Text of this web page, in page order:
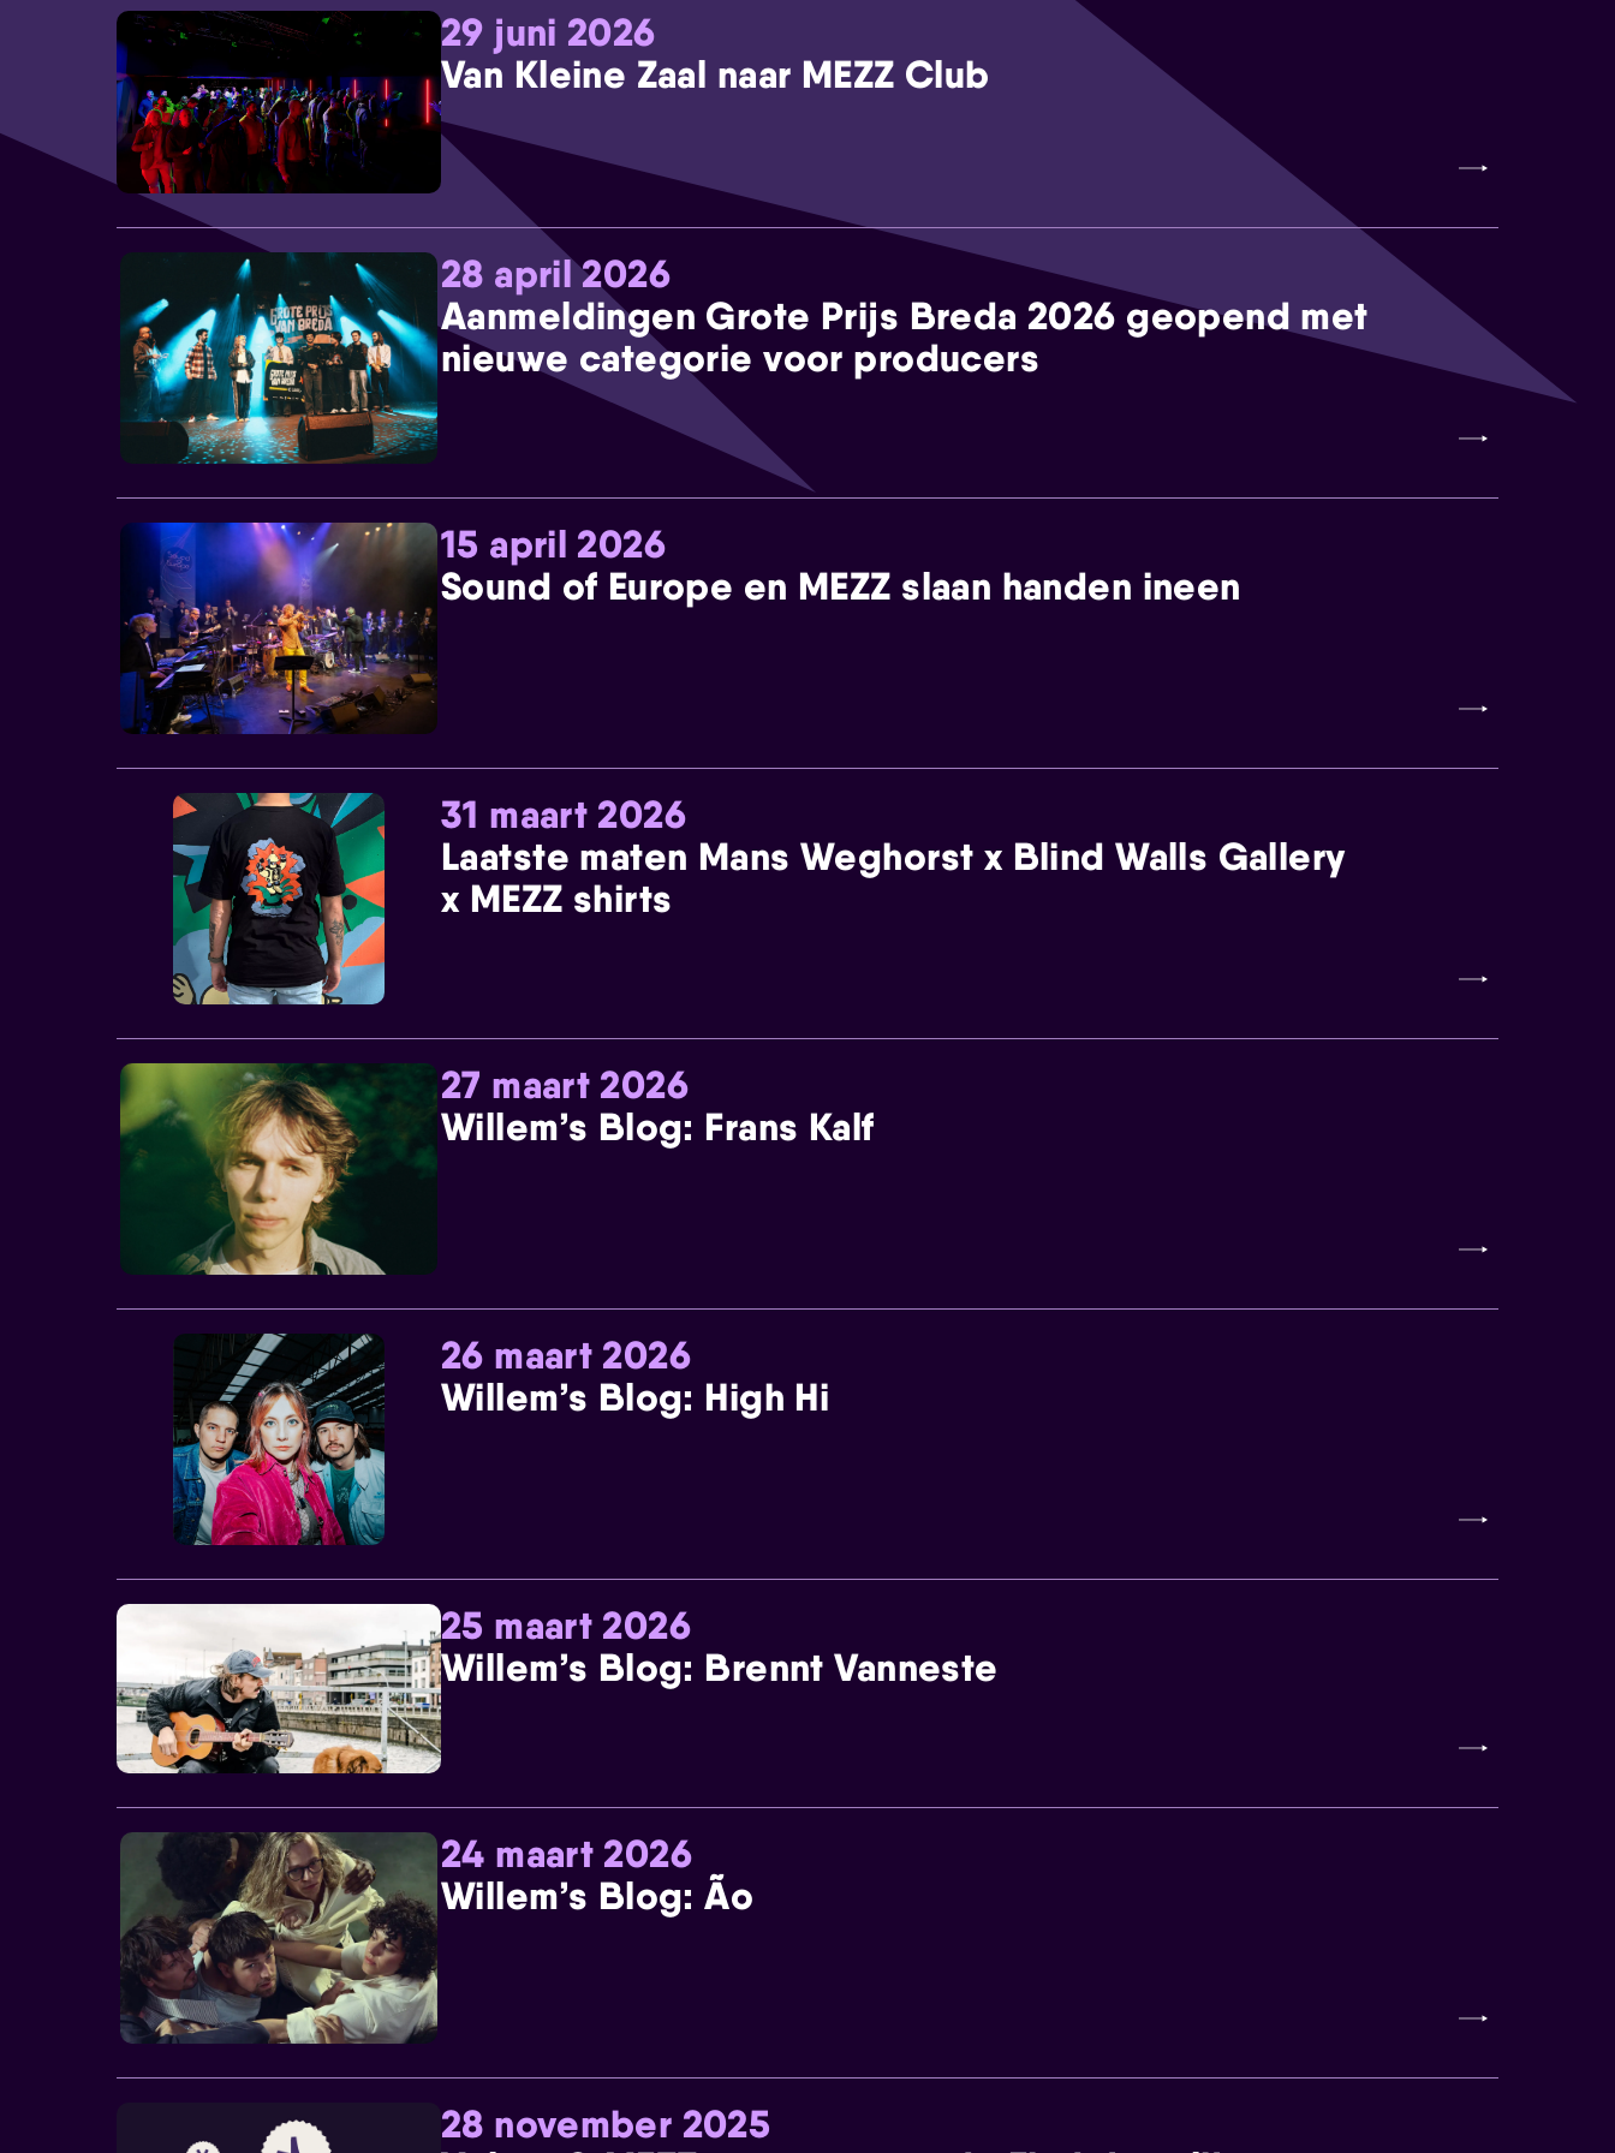
29 juni 2026
Van Kleine Zaal naar MEZZ Club
28 april 2026
Aanmeldingen Grote Prijs Breda 2026 geopend met
nieuwe categorie voor producers
15 april 2026
Sound of Europe en MEZZ slaan handen ineen
31 maart 2026
Laatste maten Mans Weghorst x Blind Walls Gallery
x MEZZ shirts
27 maart 2026
Willem’s Blog: Frans Kalf
26 maart 2026
Willem’s Blog: High Hi
25 maart 2026
Willem’s Blog: Brennt Vanneste
24 maart 2026
Willem’s Blog: Ão
28 november 2025